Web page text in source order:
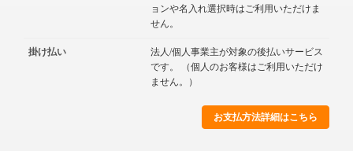
ョンや名入れ選択時はご利用いただけま
せん。
掛け払い
法人/個人事業主が対象の後払いサービス
です。 （個人のお客様はご利用いただけ
ません。）
お支払方法詳細はこちら